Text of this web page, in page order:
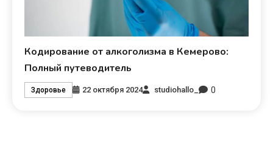
Кодирование от алкоголизма в Кемерово:
Полный путеводитель
Здоровье 22 октября 2024 studiohallo_ 0